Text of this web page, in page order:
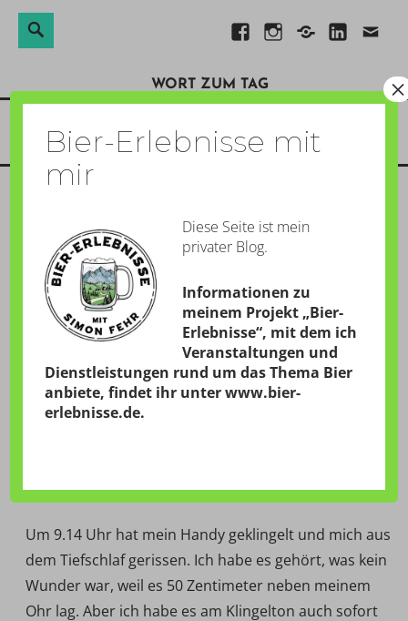
Direkt
Inhalt
FacebookInstagram
Xing Linkedin
E-
Suche
WORT ZUM TAG
Menü
20. JUNI 2015
vonSimon
12:33 Uhr  Wenn ich alles wiedergeben könnte, was
mir heute um 9.14 Uhr durch den Kopf geschossen
ist, würden vermutlich in wenigen Minuten
freundliche Herren in weißen Kitteln vor der Tür
Um 9.14 Uhr hat mein Handy geklingelt und mich aus
dem Tiefschlaf gerissen. Ich habe es gehört, was kein
Wunder war, weil es 50 Zentimeter neben meinem
Ohr lag. Aber ich habe es am Klingelton auch sofort
Bier-Erlebnisse mit
mir
Diese Seite ist mein
privater Blog.
Informationen zu
meinem Projekt „Bier-
Erlebnisse“, mit dem ich
Veranstaltungen und
Dienstleistungen rund um das Thema Bier
anbiete, findet ihr unterwww.bier-
erlebnisse.de.
×